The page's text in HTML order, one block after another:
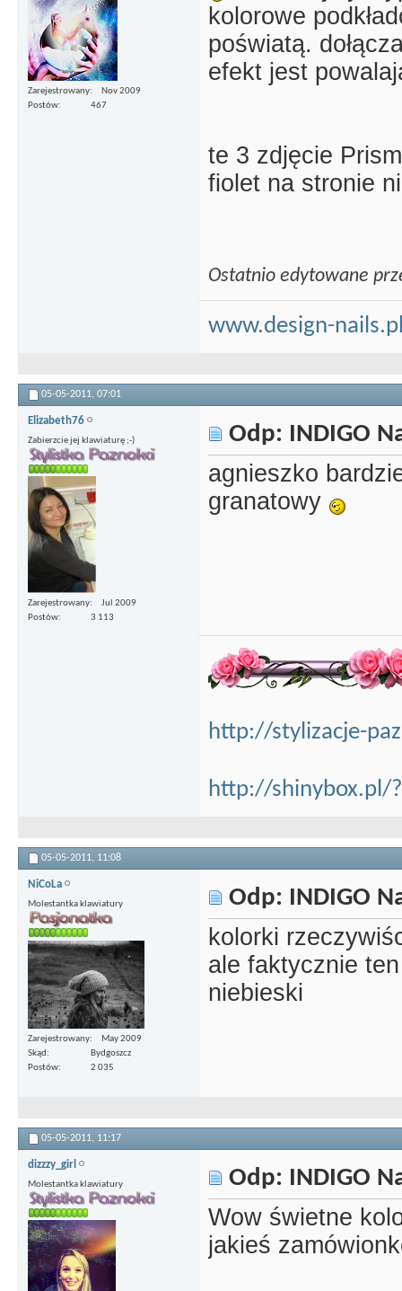
Zarejestrowany
Nov 2009
Postów
467
kolorowe
poświatą.
efekt jest
te 3 zdjęcie
fiolet na stronie
Ostatnio edytowane
www.design-
05-05-2011, 07:01
Elizabeth76
Zabierzcie jej klawiaturę ;-)
Zarejestrowany
Jul 2009
Postów
3 113
Odp: INDIGO
agnieszko
granatowy
http://stylizacje-
http://shinybox.pl/
05-05-2011, 11:08
NiCoLa
Molestantka klawiatury
Zarejestrowany
May 2009
Skąd
Bydgoszcz
Postów
2 035
Odp: INDIGO
kolorki
ale faktycznie
niebieski
05-05-2011, 11:17
dizzzy_girl
Molestantka klawiatury Odp: INDIGO
Wow świetne
jakieś